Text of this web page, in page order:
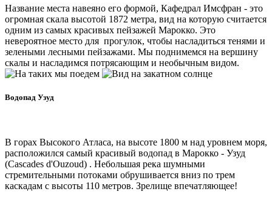
Название места навеяно его формой, Кафедрал Имсфран - это
огромная скала высотой 1872 метра, вид на которую считается
одним из самых красивых пейзажей Марокко. Это
невероятное место для прогулок, чтобы насладиться тенями и
зелеными лесными пейзажами. Мы поднимемся на вершину
скалы и насладимся потрясающим и необычным видом.
Водопад Узуд
В горах Высокого Атласа, на высоте 1800 м над уровнем моря,
расположился самый красивый водопад в Марокко - Узуд
(Cascades d'Ouzoud) . Небольшая река шумными
стремительными потоками обрушивается вниз по трем
каскадам с высоты 110 метров. Зрелище впечатляющее!